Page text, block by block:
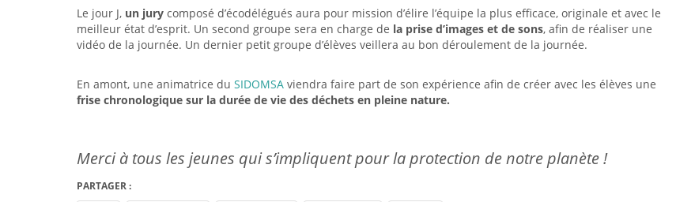
Le jour J, un jury composé d’écodélégués aura pour mission d’élire l’équipe la plus efficace, originale et avec le
meilleur état d’esprit. Un second groupe sera en charge de la prise d’images et de sons, afin de réaliser une
vidéo de la journée. Un dernier petit groupe d’élèves veillera au bon déroulement de la journée.
En amont, une animatrice du SIDOMSA viendra faire part de son expérience afin de créer avec les élèves une
frise chronologique sur la durée de vie des déchets en pleine nature.
Merci à tous les jeunes qui s’impliquent pour la protection de notre planète !
PARTAGER :